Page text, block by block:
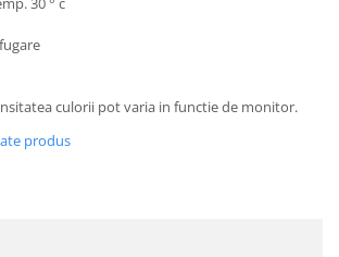
culorii pot varia in functie de monitor.
produs